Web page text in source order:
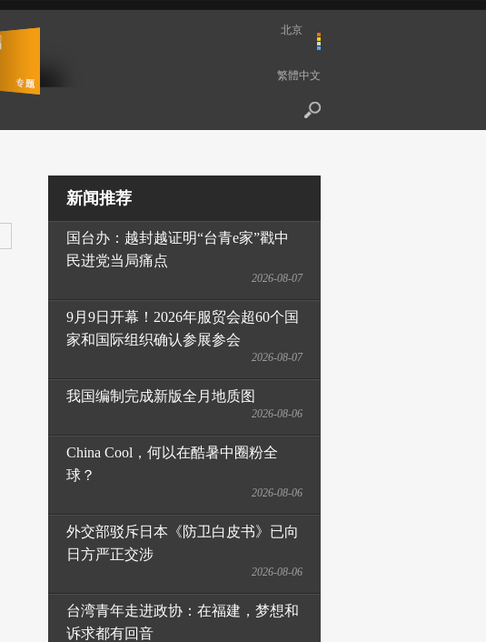
北京
繁體中文
新闻推荐
国台办：越封越证明“台青e家”戳中
民进党当局痛点
2026-08-07
9月9日开幕！2026年服贸会超60个国
家和国际组织确认参展参会
2026-08-07
我国编制完成新版全月地质图
2026-08-06
China Cool，何以在酷暑中圈粉全
球？
2026-08-06
外交部驳斥日本《防卫白皮书》已向
日方严正交涉
2026-08-06
台湾青年走进政协：在福建，梦想和
诉求都有回音